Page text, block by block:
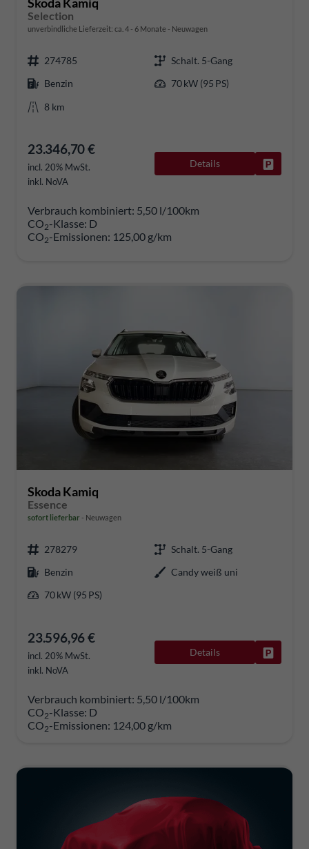
Selection
unverbindliche Lieferzeit: ca. 4 - 6 Monate Neuwagen
274785
Schalt. 5-Gang
Benzin
70 kW (95 PS)
8 km
23.346,70 €
incl. 20% MwSt.
inkl. NoVA
Details
Verbrauch kombiniert: 5,50 l/100km
CO2-Klasse: D
CO2-Emissionen: 125,00 g/km
Skoda Kamiq
Essence
sofort lieferbar Neuwagen
278279
Schalt. 5-Gang
Benzin
Candy weiß uni
70 kW (95 PS)
23.596,96 €
incl. 20% MwSt.
inkl. NoVA
Details
Verbrauch kombiniert: 5,50 l/100km
CO2-Klasse: D
CO2-Emissionen: 124,00 g/km